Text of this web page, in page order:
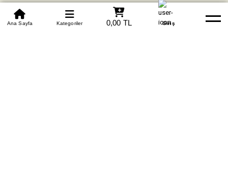
0850 305 09 70
Beden Tablosu Banka Hesapları Whatsapp Yardım
Ana Sayfa Kategoriler 0,00 TL Giriş